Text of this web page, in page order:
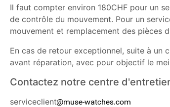
Il faut compter environ 180CHF pour un
de contrôle du mouvement. Pour un
mouvement et remplacement des pièces
En cas de retour exceptionnel, suite à un
avant réparation, avec pour objectif le
Contactez notre centre
serviceclient